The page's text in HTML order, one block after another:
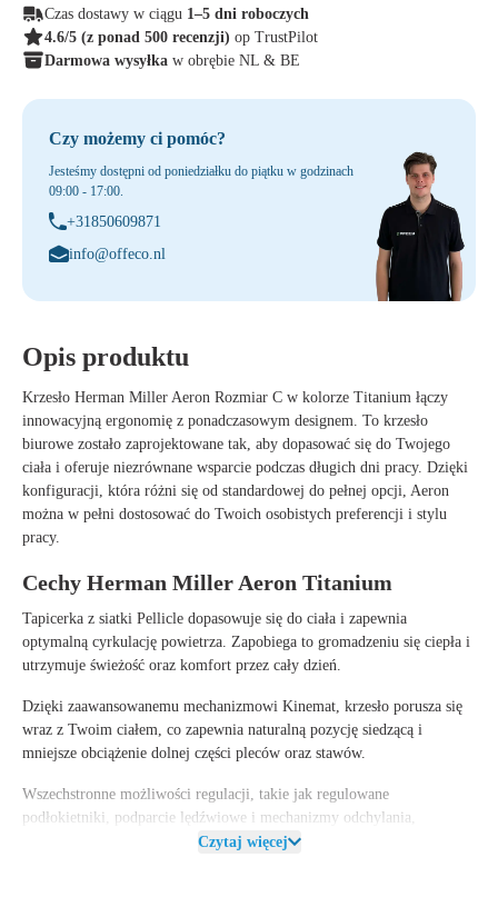
Czas dostawy w ciągu 1–5 dni roboczych
4.6/5 (z ponad 500 recenzji) op TrustPilot
Darmowa wysyłka w obrębie NL & BE
Czy możemy ci pomóc?
Jesteśmy dostępni od poniedziałku do piątku w godzinach
09:00 - 17:00.
+31850609871
info@offeco.nl
Opis produktu
Krzesło Herman Miller Aeron Rozmiar C w kolorze Titanium łączy
innowacyjną ergonomię z ponadczasowym designem. To krzesło
biurowe zostało zaprojektowane tak, aby dopasować się do Twojego
ciała i oferuje niezrównane wsparcie podczas długich dni pracy. Dzięki
konfiguracji, która różni się od standardowej do pełnej opcji , Aeron
można w pełni dostosować do Twoich osobistych preferencji i stylu
pracy.
Cechy Herman Miller Aeron Titanium
Tapicerka z siatki Pellicle dopasowuje się do ciała i zapewnia
optymalną cyrkulację powietrza. Zapobiega to gromadzeniu się ciepła i
utrzymuje świeżość oraz komfort przez cały dzień.
Dzięki zaawansowanemu mechanizmowi Kinemat, krzesło porusza się
wraz z Twoim ciałem, co zapewnia naturalną pozycję siedzącą i
mniejsze obciążenie dolnej części pleców oraz stawów.
Wszechstronne możliwości regulacji, takie jak regulowane
podłokietniki, podparcie lędźwiowe i mechanizmy odchylania,
sprawiają, że to krzesło biurowe jest odpowiednie dla każdego
Czytaj więcej